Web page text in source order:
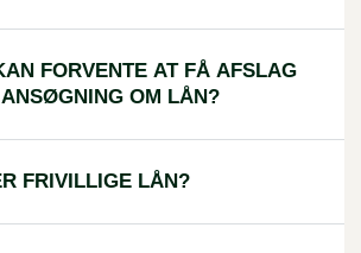
FORVENTE AT FÅ AFSLAG
OM LÅN?
FRIVILLIGE LÅN?